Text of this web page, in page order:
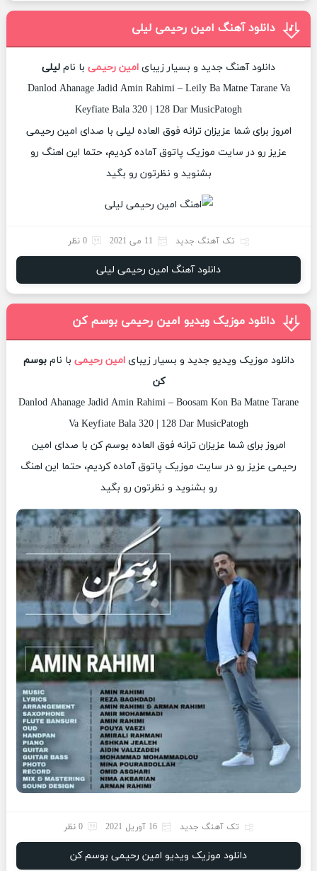
دانلود آهنگ امین رحیمی لیلی
دانلود آهنگ جدید و بسیار زیبای امین رحیمی با نام لیلی
Danlod Ahanage Jadid Amin Rahimi – Leily Ba Matne Tarane Va
Keyfiate Bala 320 | 128 Dar MusicPatogh
امروز برای شما عزیزان ترانه فوق العاده لیلی با صدای امین رحیمی
عزیز رو در سایت موزیک پاتوق آماده کردیم، حتما این اهنگ رو
بشنوید و نظرتون رو بگید
تک آهنگ جدید 11 می 2021 0 نظر
دانلود آهنگ امین رحیمی لیلی
دانلود موزیک ویدیو امین رحیمی بوسم کن
دانلود موزیک ویدیو جدید و بسیار زیبایامین رحیمی با نامبوسم
کن
Danlod Ahanage Jadid Amin Rahimi – Boosam Kon Ba Matne Tarane
Va Keyfiate Bala 320 | 128 Dar MusicPatogh
امروز برای شما عزیزان ترانه فوق العاده بوسم کن با صدای امین
رحیمی عزیز رو در سایت موزیک پاتوق آماده کردیم، حتما این اهنگ
رو بشنوید و نظرتون رو بگید
تک آهنگ جدید 16 آوریل 2021 0 نظر
دانلود موزیک ویدیو امین رحیمی بوسم کن